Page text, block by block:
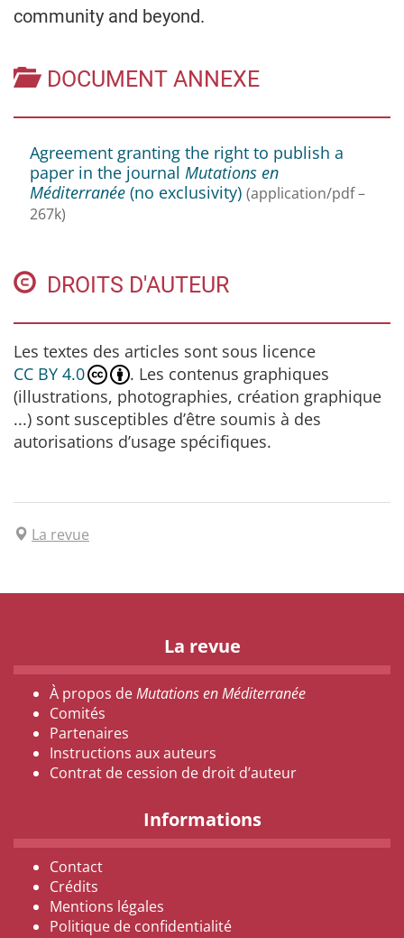
community and beyond.
DOCUMENT ANNEXE
Agreement granting the right to publish a
paper in the journal Mutations en
Méditerranée (no exclusivity) (application/pdf –
267k)
DROITS D'AUTEUR
Les textes des articles sont sous licence
CC BY 4.0
. Les contenus graphiques
(illustrations, photographies, création graphique
...) sont susceptibles d’être soumis à des
autorisations d’usage spécifiques.
La revue
La revue
À propos deMutations en Méditerranée
Comités
Partenaires
Instructions aux auteurs
Contrat de cession de droit d’auteur
Informations
Contact
Crédits
Mentions légales
Politique de confidentialité